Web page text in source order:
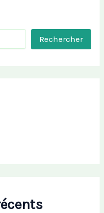
Rechercher